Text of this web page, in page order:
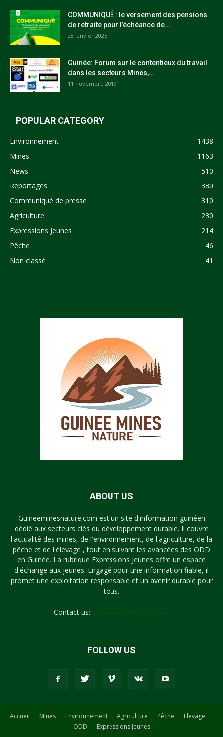
COMMUNIQUÉ : le versement des pensions
de retraite pour l’échéance de...
28 janvier 2025
Guinée: Forum sur le contentieux du travail
dans les secteurs Mines,...
11 novembre 2019
POPULAR CATEGORY
Environnement
1438
Mines
1163
News
510
Reportages
380
Communiqué de presse
310
Agriculture
230
Expressions Jeunes
214
Pêche
46
Non classé
41
ABOUT US
Guineeminesnature.com est un site d'information guinéen
dédié aux secteurs clés du développement durable. Il couvre
l'actualité des mines, de l'environnement, de l'agriculture, de la
pêche et de l'élevage , tout en suivant les avancées des ODD
en Guinée. La rubrique Expressions Jeunes offre un espace
d'échange aux jeunes. Engagé pour une information fiable, il
promet une exploitation responsable et un avenir durable pour
tous.
Contact us:
FOLLOW US
Accueil Mines Environnement Agriculture Pêche
Elevage
ODD
Expressions Jeunes